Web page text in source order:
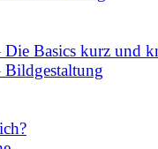
Basics kurz und